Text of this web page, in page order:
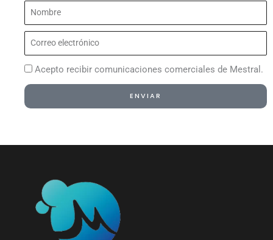
Nombre
Correo
electrónico
Acepto recibir comunicaciones comerciales de Mestral.
ENVIAR